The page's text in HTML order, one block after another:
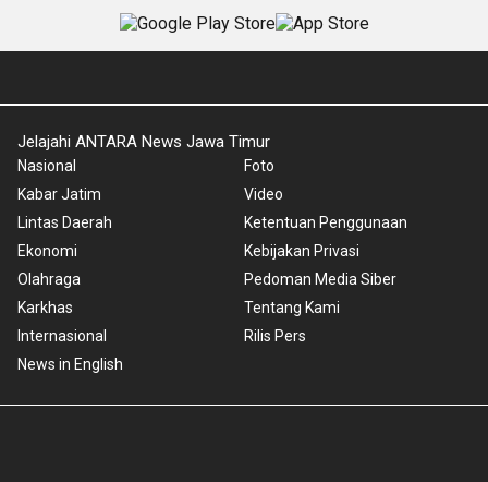
Jelajahi ANTARA News Jawa Timur
Nasional
Kabar Jatim
Lintas Daerah
Ekonomi
Olahraga
Karkhas
Internasional
News in English
Foto
Video
Ketentuan Penggunaan
Kebijakan Privasi
Pedoman Media Siber
Tentang Kami
Rilis Pers